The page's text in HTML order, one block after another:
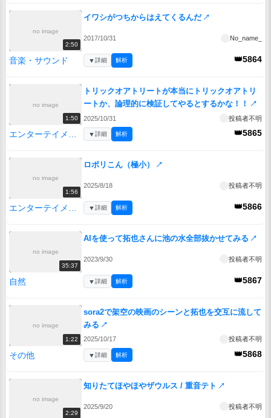
no image
2:50
イワシがつちからはえてくるんだ ↗
2017/10/31 No_name_
音楽・サウンド 👑5864
▼詳細 解析
no image
1:50
トリックオアトリートが本当にトリックオアトリ
ートか、論理的に検証してやるとするかな！！
↗
2025/10/31 投稿者不明
👑5865
▼詳細 解析
no image
1:56
ロポリこん（極小） ↗
2025/8/18 投稿者不明
👑5866
▼詳細 解析
no image
35:37
AIを使って拓也さんに池の水全部抜かせてみる ↗
2023/9/30 投稿者不明
自然 👑5867
▼詳細 解析
no image
1:22
sora2で架空の映画のシーンと拓也を交互に流して
みる ↗
2025/10/17 投稿者不明
その他 👑5868
▼詳細 解析
no image
2:29
知りたてほやほやザウルス / 重音テト ↗
2025/9/20 投稿者不明